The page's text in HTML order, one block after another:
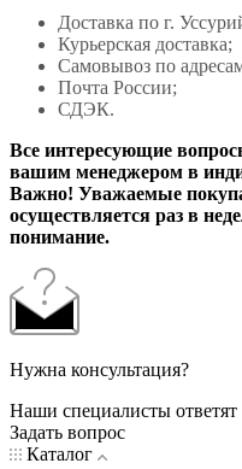
Доставка по г.
Курьерская доставка;
Самовывоз по
Почта России;
СДЭК.
Все интересующие
вашим менеджером в
Важно! Уважаемые
осуществляется раз в
понимание.
Нужна консультация?
Наши специалисты
Задать вопрос
Каталог